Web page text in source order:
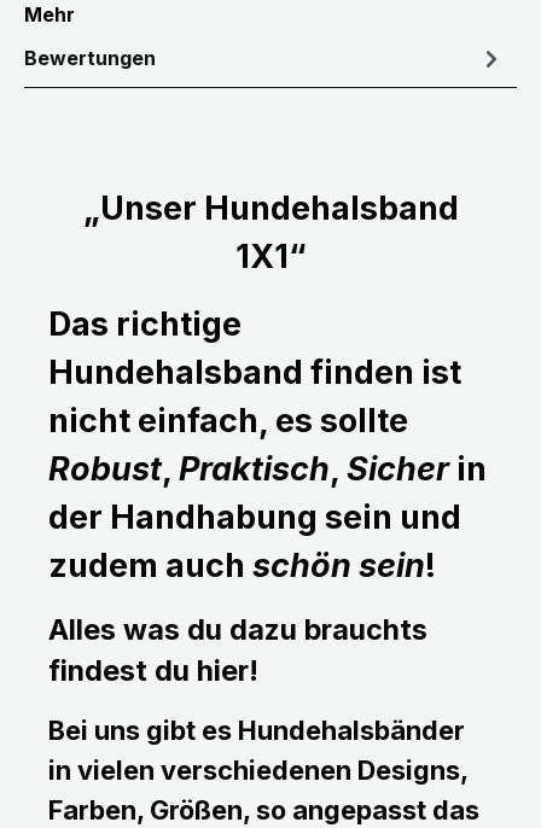
Mehr
Bewertungen
„Unser Hundehalsband
1X1“
Das richtige
Hundehalsband finden ist
nicht einfach, es sollte
Robust, Praktisch, Sicherin
der Handhabung sein und
zudem auch schön sein!
Alles was du dazu brauchts
findest du hier!
Bei uns gibt es Hundehalsbänder
in vielen verschiedenen Designs,
Farben, Größen, so angepasst das